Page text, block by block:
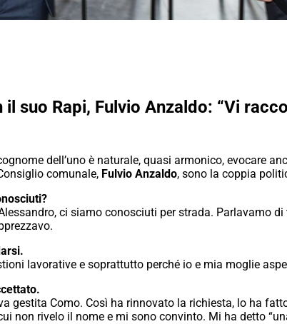
suo Rapi, Fulvio Anzaldo: “Vi
dell’uno è naturale, quasi armonico, evocare
comunale, Fulvio Anzaldo, sono la coppia
ci siamo conosciuti per strada. Parlavamo
lavorative e soprattutto perché io e mia moglie
gestita Como. Così ha rinnovato la richiesta, lo ha
non rivelo il nome e mi sono convinto. Mi ha detto